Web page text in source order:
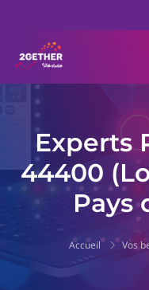
Experts
44400
Pays
Accueil Vos